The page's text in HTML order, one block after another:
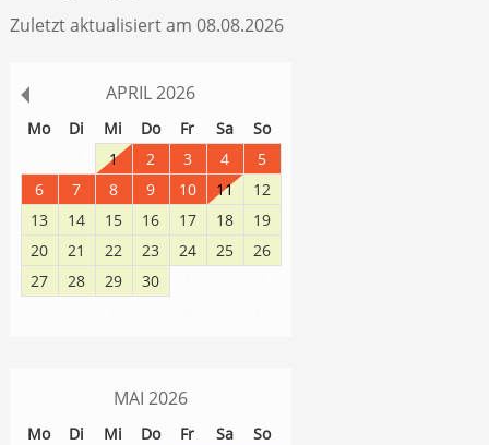
Zuletzt aktualisiert am 08.08.2026
APRIL2026
Mo Di Mi Do Fr Sa
So
1 2 3 4
5
6
7 8 9 10 11
12
13
14 15 16 17 18
19
20
21 22 23 24 25
26
27
28 29 30
MAI 2026
Mo Di Mi Do Fr Sa
So